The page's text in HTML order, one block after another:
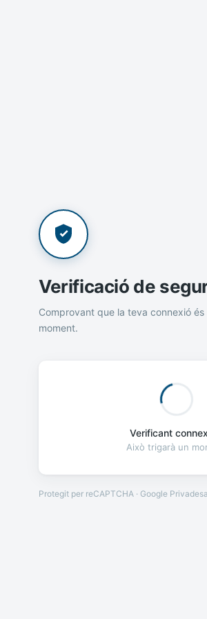
Verificació de
Comprovant que la teva connexió és
moment.
Verificant
Això trigarà un
Protegit per reCAPTCHA · Google Privadesa